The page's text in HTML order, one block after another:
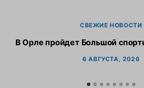
СВЕЖИЕ НОВОСТИ
В Орле пройдет Большой
6 АВГУСТА, 2026